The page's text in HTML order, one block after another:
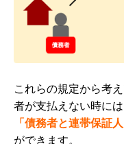
これらの規定から考
者が支払えない時に
「債務者と連帯保証
ができます。